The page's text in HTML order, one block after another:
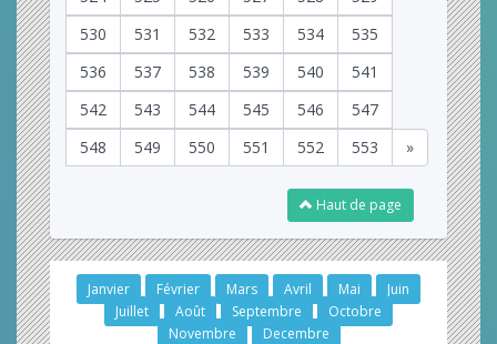
530
531 532 533 534
535
536
537 538 539 540
541
542
543 544 545 546
547
548
549 550 551 552 553 »
Haut de page
Janvier Février Mars Avril Mai
Juin
Juillet
Août Septembre
Octobre
Novembre
Decembre